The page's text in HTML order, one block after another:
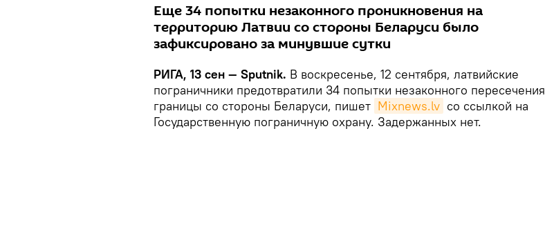
Еще 34 попытки незаконного проникновения на
территорию Латвии со стороны Беларуси было
зафиксировано за минувшие сутки
РИГА, 13 сен — Sputnik. В воскресенье, 12 сентября, латвийские
пограничники предотвратили 34 попытки незаконного пересечения
границы со стороны Беларуси, пишет Mixnews.lv со ссылкой на
Государственную пограничную охрану. Задержанных нет.